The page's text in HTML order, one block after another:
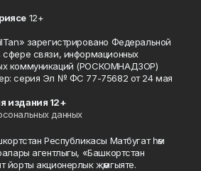
12+
зарегистрировано Федеральной
связи, информационных
коммуникаций (РОСКОМНАДЗОР)
серия Эл № ФС 77-75682 от 24 мая
издания 12+
данных
Республикасы Матбугат һәм
агентлыгы, «Башкортстан
йорты акционерлык җәмгыяте.